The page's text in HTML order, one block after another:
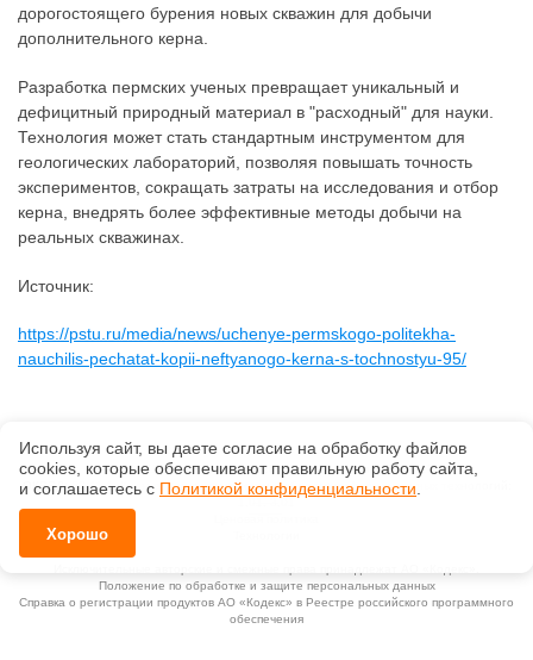
дорогостоящего бурения новых скважин для добычи
дополнительного керна.
Разработка пермских ученых превращает уникальный и
дефицитный природный материал в "расходный" для науки.
Технология может стать стандартным инструментом для
геологических лабораторий, позволяя повышать точность
экспериментов, сокращать затраты на исследования и отбор
керна, внедрять более эффективные методы добычи на
реальных скважинах.
Источник:
https://pstu.ru/media/news/uchenye-permskogo-politekha-
nauchilis-pechatat-kopii-neftyanogo-kerna-s-tochnostyu-95/
©ООО «Центр «Кодекс», 2026, v2.12.20 revision: 67b0ca1b
ОКВЭД: 63.11.1, Коды видов деятельности в области информационных технологий:
1.01, 3.01
Положение по обработке и защите персональных данных
Справка о регистрации продуктов АО «Кодекс» в Реестре российского программного
обеспечения
Используя сайт, вы даете согласие на обработку файлов
сооkiеs, которые обеспечивают правильную работу сайта,
и соглашаетесь с Политикой конфиденциальности
Хорошо